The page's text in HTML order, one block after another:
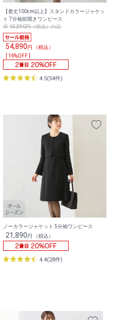
【着丈100cm以上】スタンドカラージャケッ
ト 7分袖前開きワンピース
65,890円（税込）の品
54,890円 （税込）
[ 16%OFF ]
4.5(54件)
ノーカラージャケット 5分袖ワンピース
21,890円 （税込）
4.4(28件)